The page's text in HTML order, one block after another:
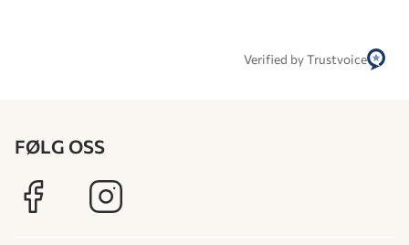
Verified by Trustvoice
FØLG OSS